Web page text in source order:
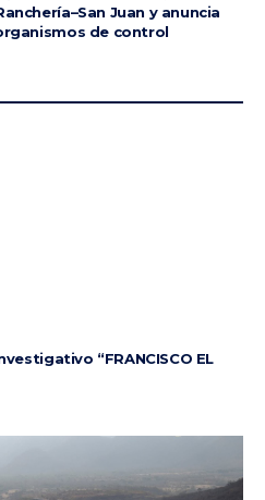
Juan y anuncia
de control
“FRANCISCO EL